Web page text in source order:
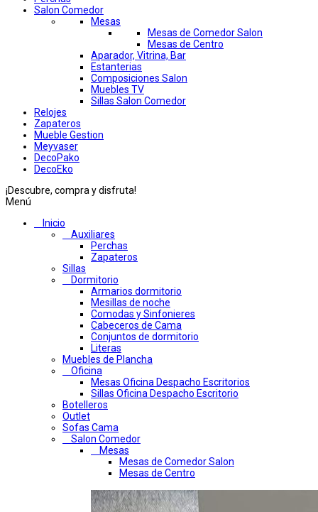
Salon Comedor
Mesas
Mesas de Comedor Salon
Mesas de Centro
Aparador, Vitrina, Bar
Estanterias
Composiciones Salon
Muebles TV
Sillas Salon Comedor
Relojes
Zapateros
Mueble Gestion
Meyvaser
DecoPako
DecoEko
¡Descubre, compra y disfruta!
Menú
Inicio
Auxiliares
Perchas
Zapateros
Sillas
Dormitorio
Armarios dormitorio
Mesillas de noche
Comodas y Sinfonieres
Cabeceros de Cama
Conjuntos de dormitorio
Literas
Muebles de Plancha
Oficina
Mesas Oficina Despacho Escritorios
Sillas Oficina Despacho Escritorio
Botelleros
Outlet
Sofas Cama
Salon Comedor
Mesas
Mesas de Comedor Salon
Mesas de Centro